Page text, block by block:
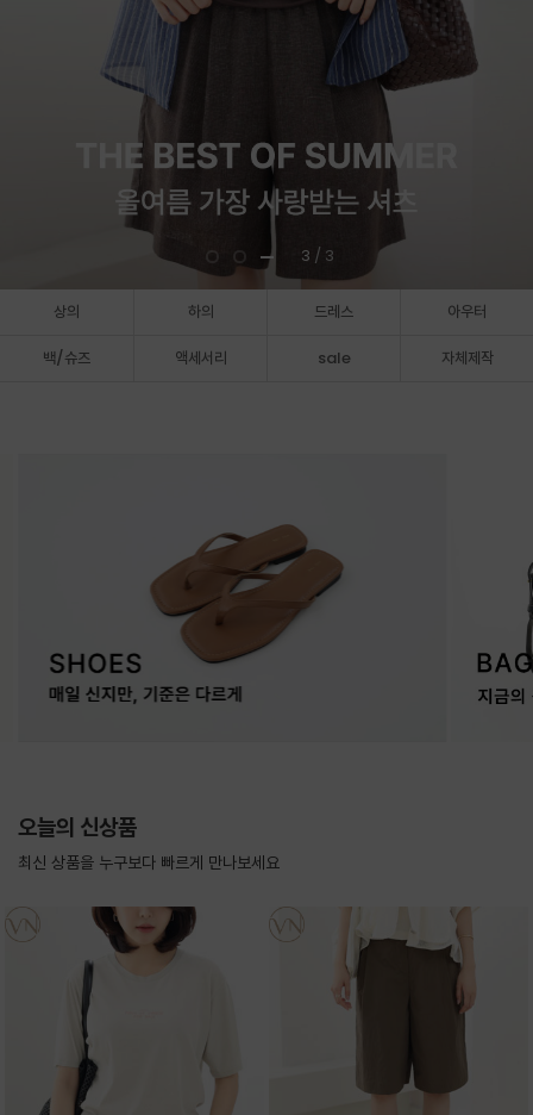
3 / 3
상의 하의 드레스 아우터
백/슈즈 액세서리 sale 자체제작
오늘의 신상품
최신 상품을 누구보다 빠르게 만나보세요